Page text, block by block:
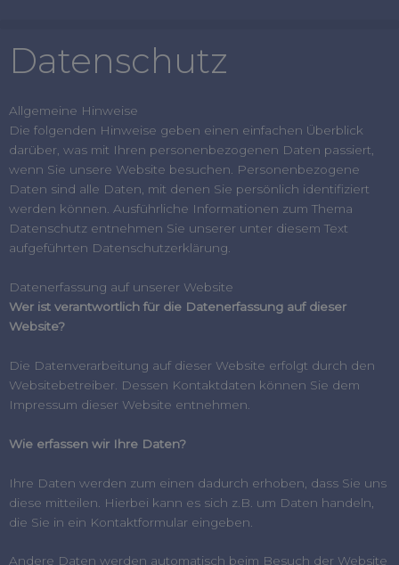
springen
Datenschutz
Allgemeine Hinweise
Die folgenden Hinweise geben einen einfachen Überblick
darüber, was mit Ihren personenbezogenen Daten passiert,
wenn Sie unsere Website besuchen. Personenbezogene
Daten sind alle Daten, mit denen Sie persönlich identifiziert
werden können. Ausführliche Informationen zum Thema
Datenschutz entnehmen Sie unserer unter diesem Text
aufgeführten Datenschutzerklärung.
Datenerfassung auf unserer Website
Wer ist verantwortlich für die Datenerfassung auf dieser
Website?
Die Datenverarbeitung auf dieser Website erfolgt durch den
Websitebetreiber. Dessen Kontaktdaten können Sie dem
Impressum dieser Website entnehmen.
Wie erfassen wir Ihre Daten?
Ihre Daten werden zum einen dadurch erhoben, dass Sie uns
diese mitteilen. Hierbei kann es sich z.B. um Daten handeln,
die Sie in ein Kontaktformular eingeben.
Andere Daten werden automatisch beim Besuch der Website